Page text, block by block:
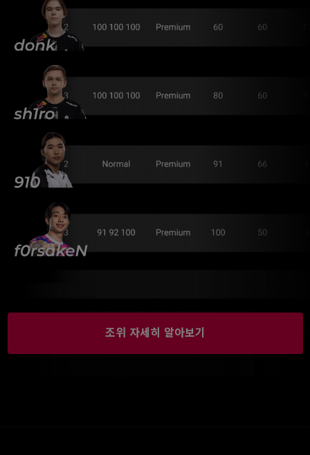
조위 자세히 알아보기